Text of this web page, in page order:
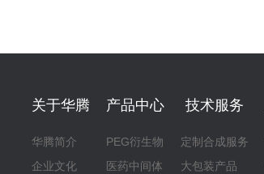
关于华腾
华腾简介
企业文化
产品中心
PEG衍生物
医药中间体
技术服务
定制合成服务
大包装产品